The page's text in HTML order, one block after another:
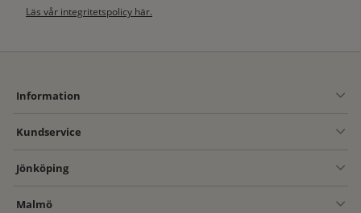
Läs vår integritetspolicy här.
Information
Kundservice
Jönköping
Malmö